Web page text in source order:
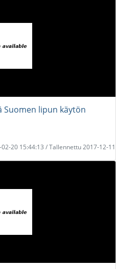
Suomen lipun käytön
02-20 15:44:13 / Tallennettu 2017-12-11